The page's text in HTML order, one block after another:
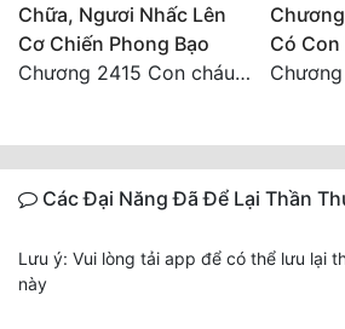
Chữa, Ngươi Nhấc Lên
Cơ Chiến Phong Bạo
Chương 2415 Con cháu bất hiếu!! Mời cùng lên đường!!
Có Con
Các Đại Năng Đã Để Lại Thần
Lưu ý: Vui lòng tải app để có thể lưu lại
này